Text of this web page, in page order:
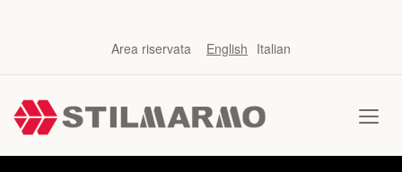
Area riservata English Italian